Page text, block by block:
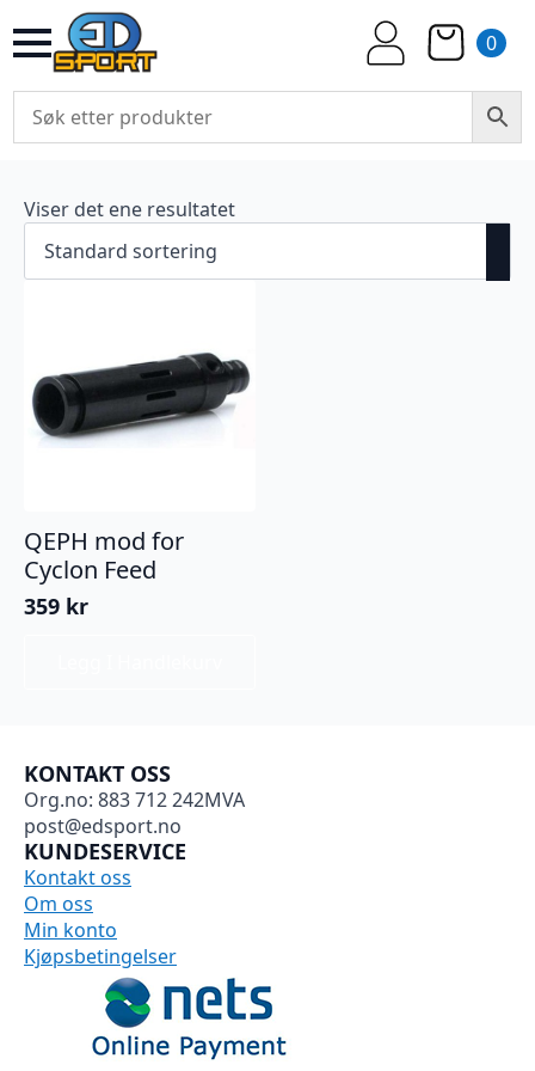
0
Viser det ene resultatet
QEPH mod for
Cyclon Feed
359 kr
KONTAKT OSS
Org.no: 883 712 242MVA
post@edsport.no
KUNDESERVICE
Kontakt oss
Om oss
Min konto
Kjøpsbetingelser